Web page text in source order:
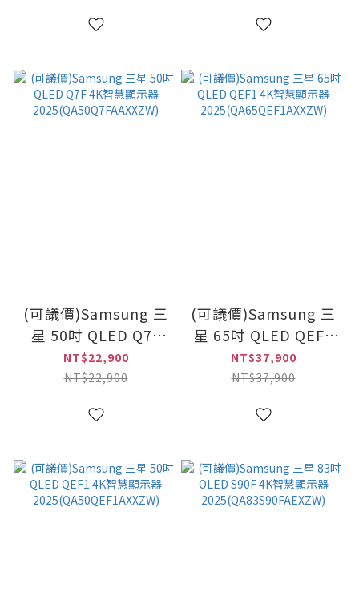
(可議價)Samsung 三
星 50吋 QLED Q7F
4K智慧顯示器
2025(QA50Q7FAAXXZW)
NT$22,900
NT$22,900
(可議價)Samsung 三
星 65吋 QLED QEF1
4K智慧顯示器
NT$37,900
NT$37,900